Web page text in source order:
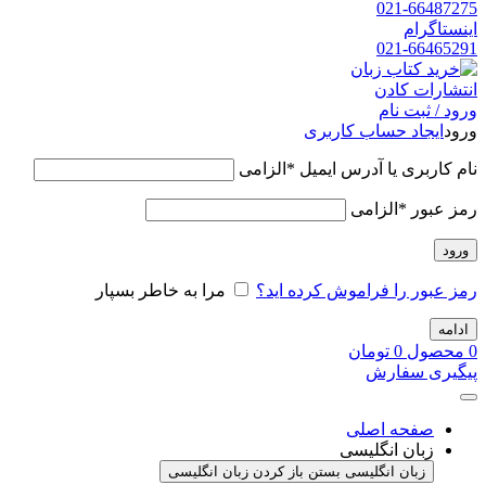
021-66487275
اینستاگرام
021-66465291
ورود / ثبت نام
ورود ایجاد حساب کاربری
نام کاربری یا آدرس ایمیل * الزامی
رمز عبور * الزامی
ورود
رمز عبور را فراموش کرده اید؟ مرا به خاطر بسپار
ادامه
0 محصول 0 تومان
پیگیری سفارش
صفحه اصلی
زبان انگلیسی
زبان انگلیسی بستن باز کردن زبان انگلیسی